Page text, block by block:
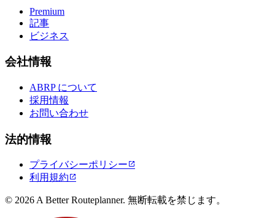
Premium
記事
ビジネス
会社情報
ABRP について
採用情報
お問い合わせ
法的情報
プライバシーポリシー 
利用規約 
© 2026 A Better Routeplanner. 無断転載を禁じます。